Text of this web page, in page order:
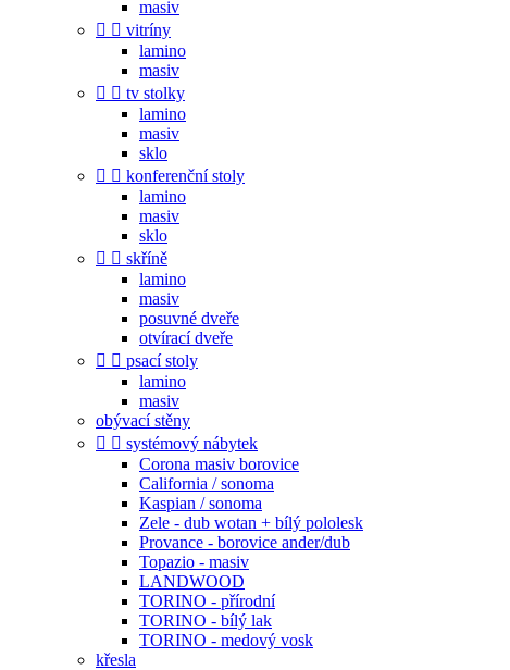
masiv
  vitríny
lamino
masiv
  tv stolky
lamino
masiv
sklo
  konferenční stoly
lamino
masiv
sklo
  skříně
lamino
masiv
posuvné dveře
otvírací dveře
  psací stoly
lamino
masiv
obývací stěny
  systémový nábytek
Corona masiv borovice
California / sonoma
Kaspian / sonoma
Zele - dub wotan + bílý pololesk
Provance - borovice ander/dub
Topazio - masiv
LANDWOOD
TORINO - přírodní
TORINO - bílý lak
TORINO - medový vosk
křesla